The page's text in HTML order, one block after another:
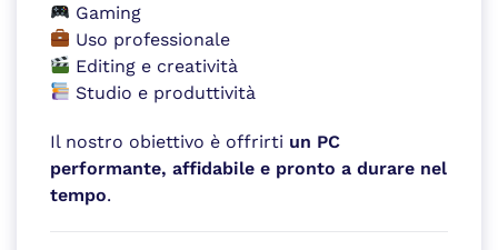
Gaming
Uso professionale
Editing e creatività
Studio e produttività
Il nostro obiettivo è offrirti un PC
performante, affidabile e pronto a durare nel
tempo.